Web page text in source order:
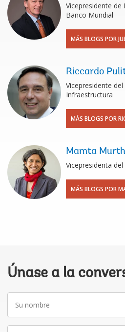
Vicepresidente de
Banco Mundial
MÁS BLOGS POR
Riccardo
Vicepresidente
Infraestructura
MÁS BLOGS POR
Mamta
Vicepresidenta
MÁS BLOGS POR
Únase a la
nombre